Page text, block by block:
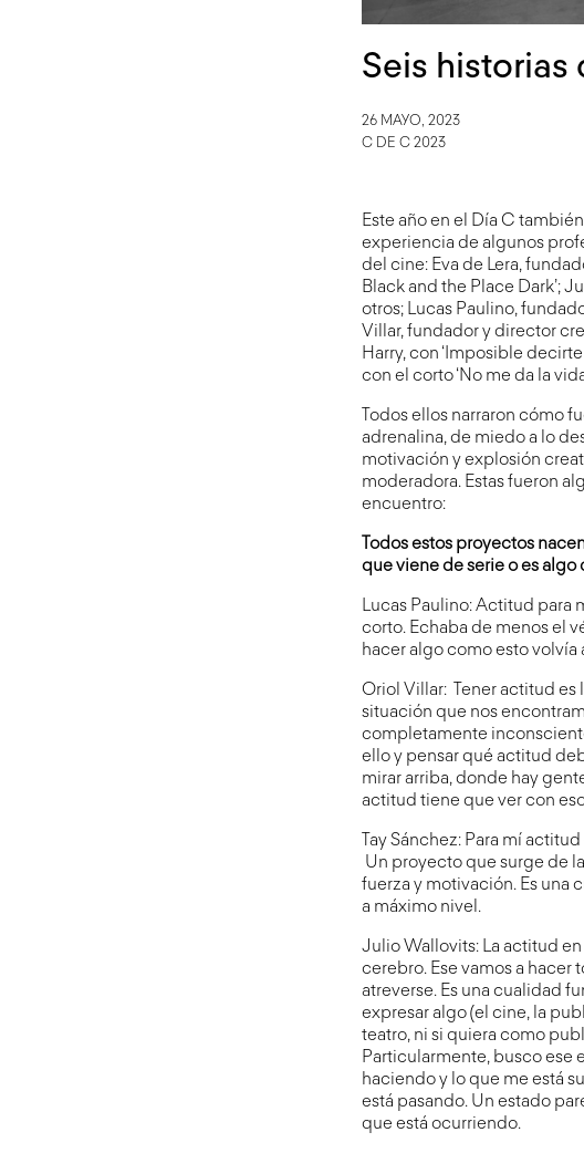
Seis historias
26 MAYO, 2023
C DE C 2023
Este año en el Día C
experiencia de algunos
del cine: Eva de Lera,
Black and the Place Dark’;
otros; Lucas Paulino,
Villar, fundador y director
Harry, con ‘Imposible
con el corto ‘No me da la
Todos ellos narraron cómo
adrenalina, de miedo a lo
motivación y explosión
moderadora. Estas fueron
encuentro:
Todos estos proyectos
que viene de serie o es algo
Lucas Paulino: Actitud para
corto. Echaba de menos el
hacer algo como esto volvía
Oriol Villar: Tener actitud es
situación que nos
completamente
ello y pensar qué actitud
mirar arriba, donde hay
actitud tiene que ver con
Tay Sánchez: Para mí
Un proyecto que surge de
fuerza y motivación. Es una
a máximo nivel.
Julio Wallovits: La actitud
cerebro. Ese vamos a hacer
atreverse. Es una cualidad
expresar algo (el cine, la
teatro, ni si quiera como
Particularmente, busco ese
haciendo y lo que me está
está pasando. Un estado
que está ocurriendo.